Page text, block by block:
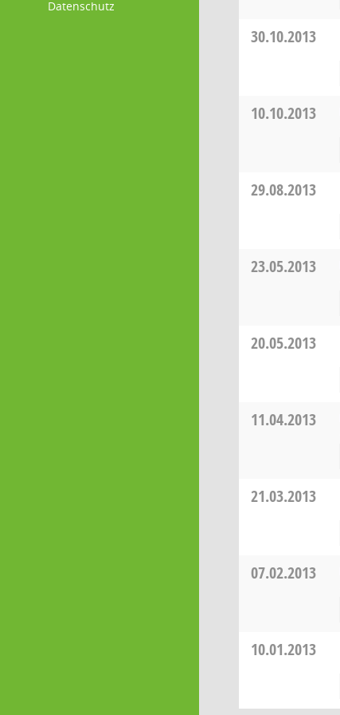
Datenschutz
30.10.2013
10.10.2013
29.08.2013
23.05.2013
20.05.2013
11.04.2013
21.03.2013
07.02.2013
10.01.2013